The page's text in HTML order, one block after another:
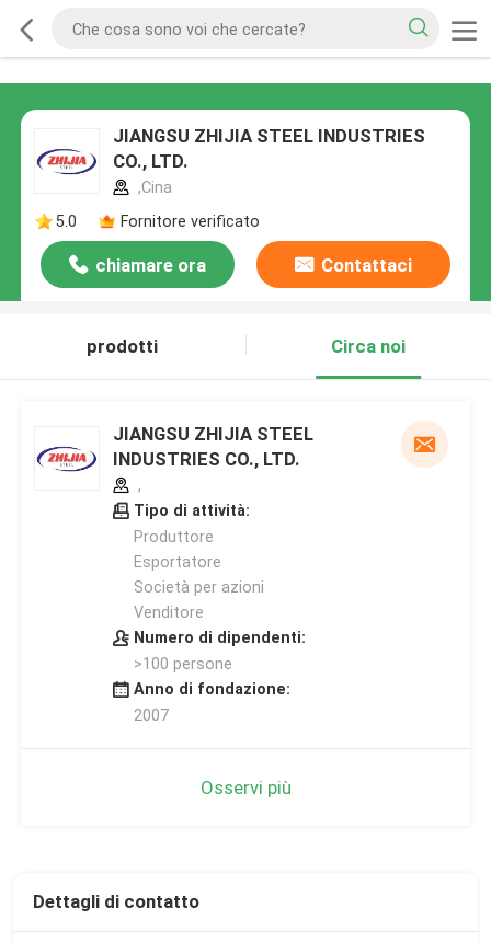
JIANGSU ZHIJIA STEEL INDUSTRIES
CO., LTD.
,Cina
5.0
Fornitore verificato
chiamare ora Contattaci
prodotti Circa noi
JIANGSU ZHIJIA STEEL
INDUSTRIES CO., LTD.
,
Tipo di attività:
Produttore
Esportatore
Società per azioni
Venditore
Numero di dipendenti:
>100 persone
Anno di fondazione:
2007
Osservi più
Dettagli di contatto